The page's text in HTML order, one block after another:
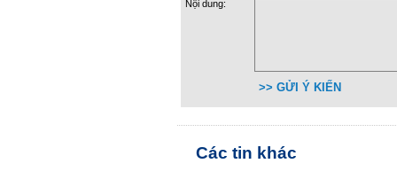
Nội dung:
>> GỬI Ý KIẾN
Các tin khác